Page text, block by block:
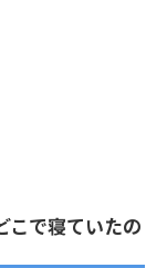
こで寝ていたの